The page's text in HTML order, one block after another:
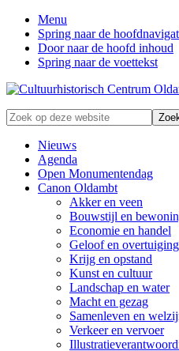
Menu
Spring naar de
Door naar de hoofd inhoud
Spring naar de voettekst
Zonder
verleden
geen
toekomst
Zoek
op
deze
website
Nieuws
Agenda
Open Monumentendag
Canon Oldambt
Akker en veen
Bouwstijl en
Economie en handel
Geloof en overtuiging
Krijg en opstand
Kunst en cultuur
Landschap en water
Macht en gezag
Samenleven en
Verkeer en vervoer